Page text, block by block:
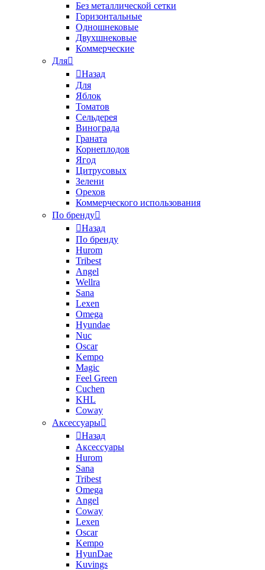
Без металлической сетки
Горизонтальные
Одношнековые
Двухшнековые
Коммерческие
Для
Назад
Для
Яблок
Томатов
Cельдерея
Винограда
Граната
Корнеплодов
Ягод
Цитрусовых
Зелени
Орехов
Коммерческого использования
По бренду
Назад
По бренду
Hurom
Tribest
Angel
Wellra
Sana
Lexen
Omega
Hyundae
Nuc
Oscar
Kempo
Magic
Feel Green
Cuchen
KHL
Coway
Аксессуары
Назад
Аксессуары
Hurom
Sana
Tribest
Omega
Angel
Coway
Lexen
Oscar
Kempo
HyunDae
Kuvings